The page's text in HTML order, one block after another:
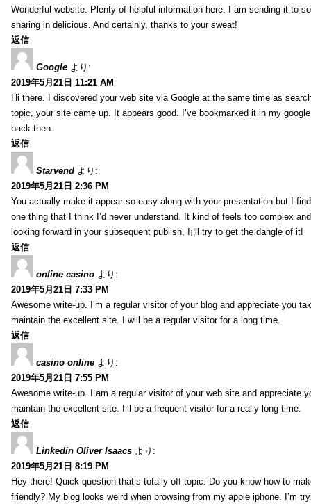
Wonderful website. Plenty of helpful information here. I am sending it to
sharing in delicious. And certainly, thanks to your sweat!
返信
Google より:
2019年5月21日 11:21 AM
Hi there. I discovered your web site via Google at the same time as
topic, your site came up. It appears good. I’ve bookmarked it in my
back then.
返信
Starvend より:
2019年5月21日 2:36 PM
You actually make it appear so easy along with your presentation but I
one thing that I think I’d never understand. It kind of feels too complex
looking forward in your subsequent publish, I¡¦ll try to get the dangle of it!
返信
online casino より:
2019年5月21日 7:33 PM
Awesome write-up. I’m a regular visitor of your blog and appreciate you
maintain the excellent site. I will be a regular visitor for a long time.
返信
casino online より:
2019年5月21日 7:55 PM
Awesome write-up. I am a regular visitor of your web site and appreciate
maintain the excellent site. I’ll be a frequent visitor for a really long time.
返信
Linkedin Oliver Isaacs より:
2019年5月21日 8:19 PM
Hey there! Quick question that’s totally off topic. Do you know how to
friendly? My blog looks weird when browsing from my apple iphone. I’m